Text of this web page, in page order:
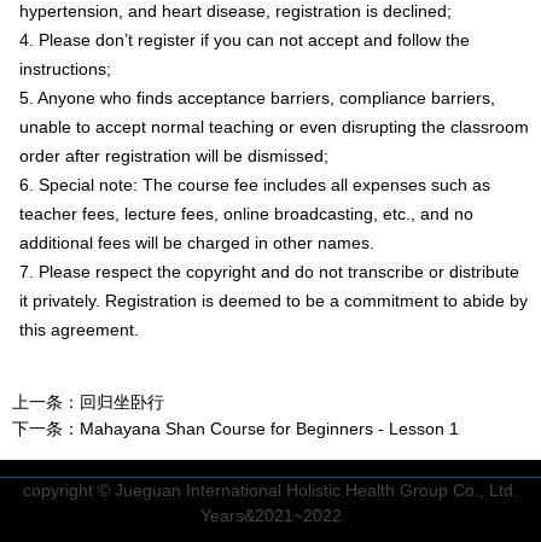
hypertension, and heart disease, registration is declined;
4. Please don’t register if you can not accept and follow the
instructions;
5. Anyone who finds acceptance barriers, compliance barriers,
unable to accept normal teaching or even disrupting the classroom
order after registration will be dismissed;
6. Special note: The course fee includes all expenses such as
teacher fees, lecture fees, online broadcasting, etc., and no
additional fees will be charged in other names.
7. Please respect the copyright and do not transcribe or distribute
it privately. Registration is deemed to be a commitment to abide by
this agreement.
上一条： 回归坐卧行
下一条： Mahayana Shan Course for Beginners - Lesson 1
copyright © Jueguan International Holistic Health Group Co., Ltd.
Years&2021~2022